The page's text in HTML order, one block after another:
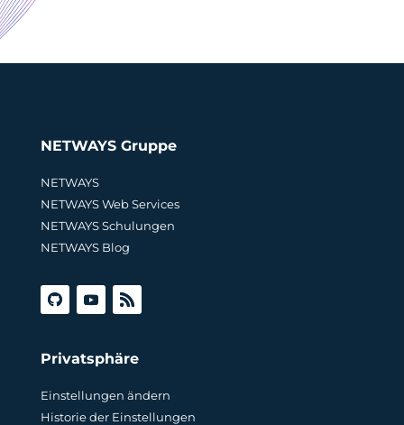
NETWAYS Gruppe
NETWAYS
NETWAYS Web Services
NETWAYS Schulungen
NETWAYS Blog
Privatsphäre
Einstellungen ändern
Historie der Einstellungen